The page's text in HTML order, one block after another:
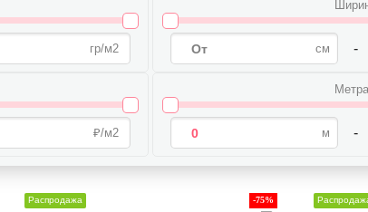
-
-
-75%
Распродажа